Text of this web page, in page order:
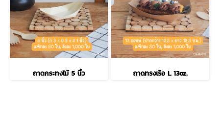
ถาดกระทงไม้ 5 นิ้ว ถาดทรงเรือ L 13oz.